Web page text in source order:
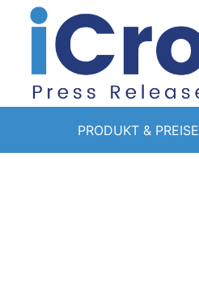
PRODUKT & PREISE